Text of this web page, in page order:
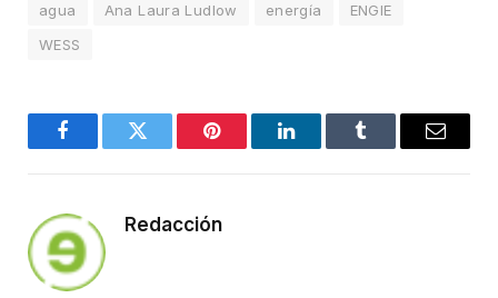
agua Ana Laura Ludlow energía
ENGIE
WESS
FacebookTwitter Pinterest LinkedInTumblr Email
Redacción